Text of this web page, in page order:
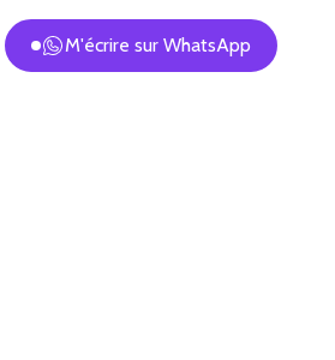
M'écrire sur WhatsApp